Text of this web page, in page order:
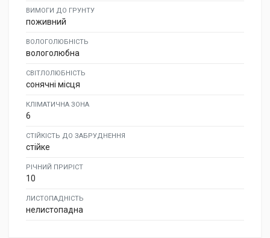
ВИМОГИ ДО ГРУНТУ
поживний
ВОЛОГОЛЮБНІСТЬ
вологолюбна
СВІТЛОЛЮБНІСТЬ
сонячні місця
КЛІМАТИЧНА ЗОНА
6
СТІЙКІСТЬ ДО ЗАБРУДНЕННЯ
стійке
РІЧНИЙ ПРИРІСТ
10
ЛИСТОПАДНІСТЬ
нелистопадна